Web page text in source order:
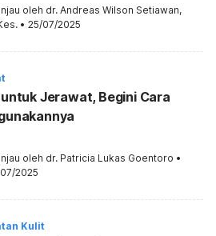
oleh dr. Andreas Wilson Setiawan,
• 25/07/2025
Jerawat, Begini Cara
oleh dr. Patricia Lukas Goentoro •
2025
Kulit